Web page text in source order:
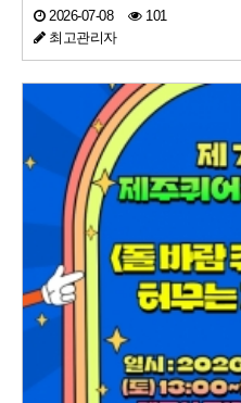
2026-07-08
101
최고관리자